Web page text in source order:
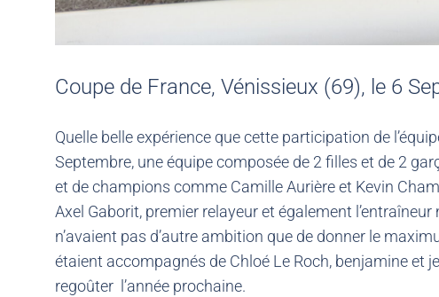
Coupe de France, Vénissieux (69), le 6
Quelle belle expérience que cette participation de
Septembre, une équipe composée de 2 filles et de 2
et de champions comme Camille Aurière et Kevin
Axel Gaborit, premier relayeur et également
n’avaient pas d’autre ambition que de donner le
étaient accompagnés de Chloé Le Roch, benjamine et
regoûter l’année prochaine.